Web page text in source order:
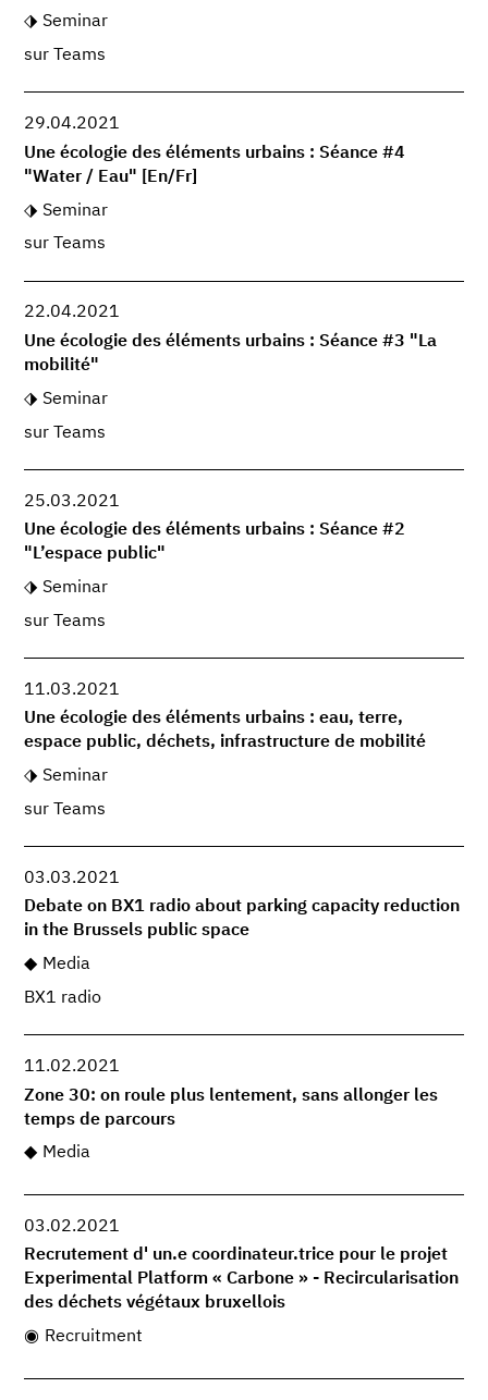
Seminar
sur Teams
29.04.2021
Une écologie des éléments urbains : Séance #4
"Water / Eau" [En/Fr]
Seminar
sur Teams
22.04.2021
Une écologie des éléments urbains : Séance #3 "La
mobilité"
Seminar
sur Teams
25.03.2021
Une écologie des éléments urbains : Séance #2
"L’espace public"
Seminar
sur Teams
11.03.2021
Une écologie des éléments urbains : eau, terre,
espace public, déchets, infrastructure de mobilité
Seminar
sur Teams
03.03.2021
Debate on BX1 radio about parking capacity reduction
in the Brussels public space
Media
BX1 radio
11.02.2021
Zone 30: on roule plus lentement, sans allonger les
temps de parcours
Media
03.02.2021
Recrutement d' un.e coordinateur.trice pour le projet
Experimental Platform « Carbone » - Recircularisation
des déchets végétaux bruxellois
Recruitment